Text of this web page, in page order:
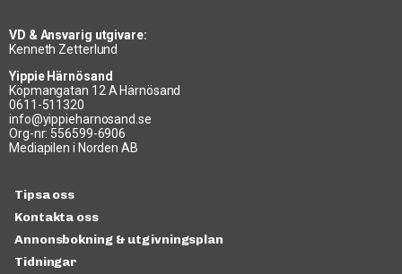
VD & Ansvarig utgivare:
Kenneth Zetterlund
Yippie Härnösand
Köpmangatan 12 A Härnösand
0611-511320
info@yippieharnosand.se
Org-nr: 556599-6906
Mediapilen i Norden AB
Tipsa oss
Kontakta oss
Annonsbokning & utgivningsplan
Tidningar